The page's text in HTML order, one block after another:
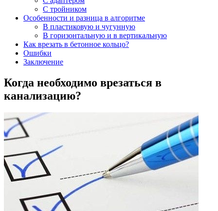
С тройником
Особенности и разница в алгоритме
В пластиковую и чугунную
В горизонтальную и в вертикальную
Как врезать в бетонное кольцо?
Ошибки
Заключение
Когда необходимо врезаться в
канализацию?